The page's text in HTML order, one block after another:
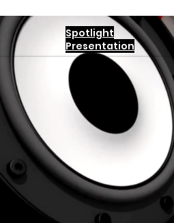
Spotlight
Presentation